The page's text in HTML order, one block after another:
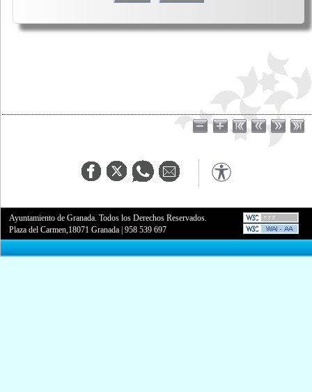
Ayuntamiento de Granada. Todos los Derechos Reservados.
Plaza del Carmen,18071 Granada |958 539 697